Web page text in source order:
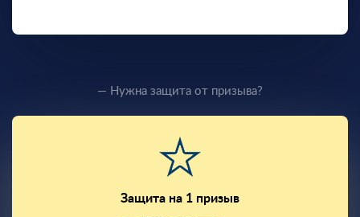
— Нужна защита от призыва?
Защита на 1 призыв